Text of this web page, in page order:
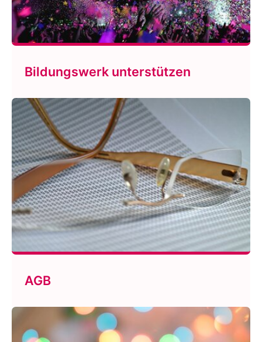
Bildungswerk unterstützen
AGB